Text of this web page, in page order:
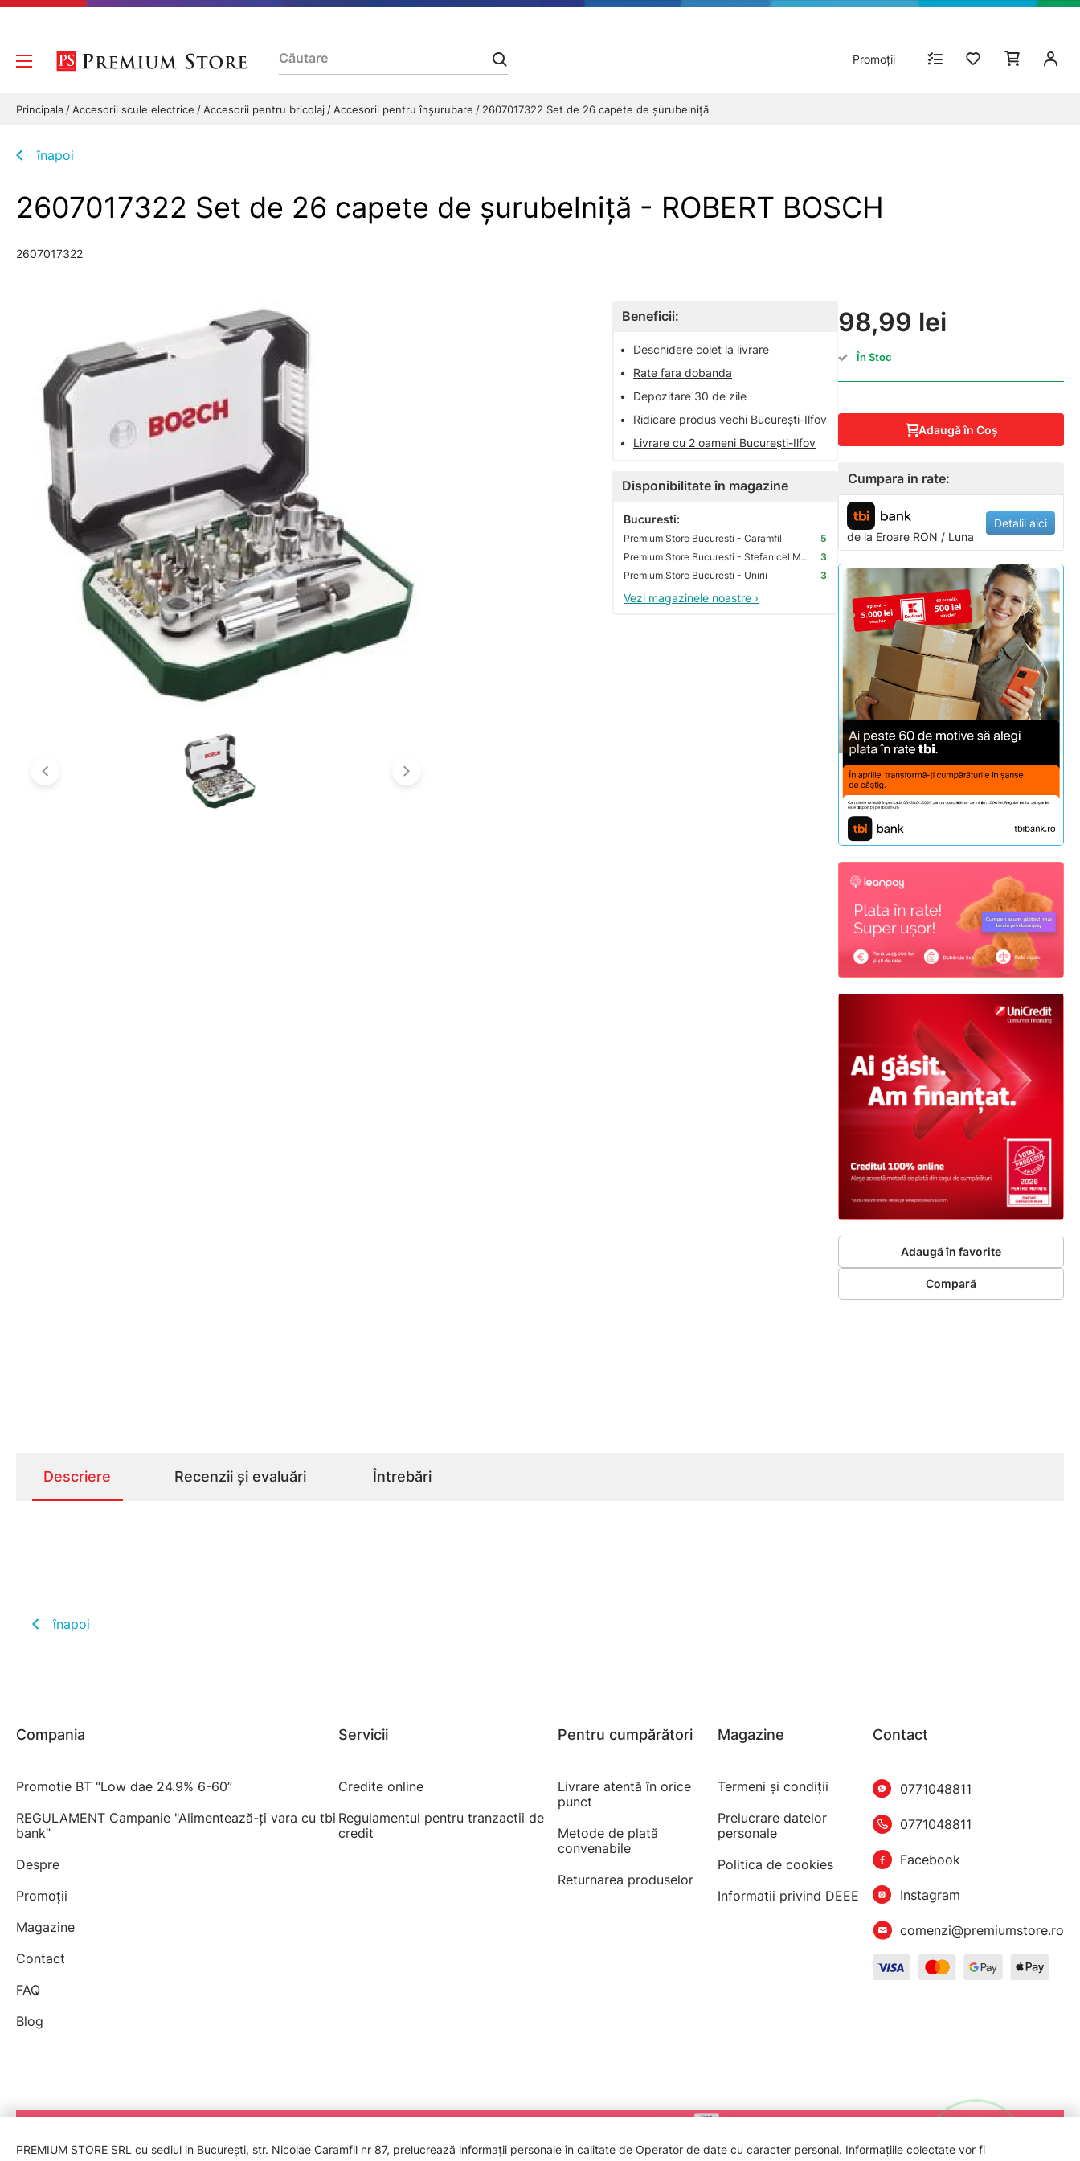
Promoții
Principala Accesorii scule electrice Accesorii pentru bricolaj Accesorii pentru înșurubare 2607017322 Set de 26 capete de şurubelniţă
înapoi
2607017322 Set de 26 capete de şurubelniţă - ROBERT BOSCH
2607017322
Beneficii:
•
Deschidere colet la livrare
•
Rate fara dobanda
•
Depozitare 30 de zile
•
Ridicare produs vechi București-Ilfov
•
Livrare cu 2 oameni București-Ilfov
Disponibilitate în magazine
Bucuresti:
Premium Store Bucuresti - Caramfil
5
Premium Store Bucuresti - Stefan cel Mare
3
Premium Store Bucuresti - Unirii
3
Vezi magazinele noastre ›
98,99 lei
În Stoc
Adaugă în Coş
Cumpara in rate:
de la Eroare RON / Luna
Detalii aici
Adaugă în favorite
Compară
Descriere Recenzii și evaluări Întrebări
înapoi
Compania
Promotie BT “Low dae 24.9% 6-60”
REGULAMENT Campanie "Alimentează-ți vara cu tbi
bank”
Despre
Promoții
Magazine
Contact
FAQ
Blog
Servicii
Credite online
Regulamentul pentru tranzactii de
credit
Pentru cumpărători
Livrare atentă în orice
punct
Metode de plată
convenabile
Returnarea produselor
Magazine
Termeni şi condiţii
Prelucrare datelor
personale
Politica de cookies
Informatii privind DEEE
Contact
0771048811
0771048811
Facebook
Instagram
comenzi@premiumstore.ro
PREMIUM STORE SRL cu sediul in București, str. Nicolae Caramfil nr 87, prelucrează informații personale în calitate de Operator de date cu caracter personal. Informațiile colectate vor fi